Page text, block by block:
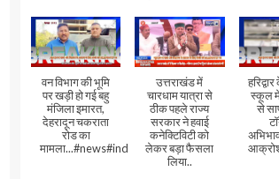
वन विभाग की भूमि
पर खड़ी हो गई बहु
मंजिला इमारत,
देहरादून चकराता
रोड का
मामला...#news#india#video
उत्तराखंड में
चारधाम यात्रा से
ठीक पहले राज्य
सरकार ने हवाई
कनेक्टिविटी को
लेकर बड़ा फैसला
लिया..
स्कूल
से